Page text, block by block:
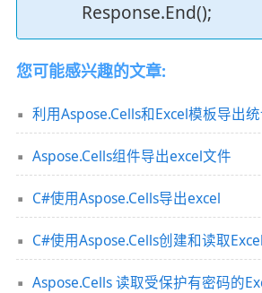
Response.End();
您可能感兴趣的文章:
利用Aspose.Cells和Excel模板导出
Aspose.Cells组件导出excel文件
C#使用Aspose.Cells导出excel
C#使用Aspose.Cells创建和读取
Aspose.Cells 读取受保护有密码的